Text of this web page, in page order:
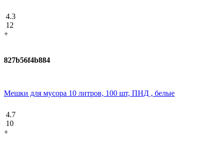
4.3
12
+
827b56f4b884
Мешки для мусора 10 литров, 100 шт, ПНД , белые
4.7
10
+